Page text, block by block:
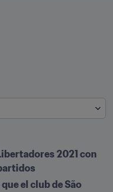
2021 con
el club de São